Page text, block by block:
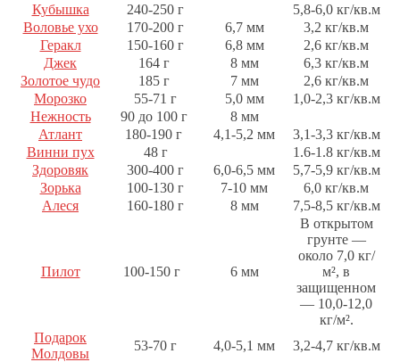
Кубышка 240-250 г
5,8-6,0 кг/кв.м
Воловье ухо
170-200 г 6,7 мм
3,2 кг/кв.м
Геракл
150-160 г 6,8 мм
2,6 кг/кв.м
Джек
164 г 8 мм
6,3 кг/кв.м
Золотое чудо
185 г 7 мм
2,6 кг/кв.м
Морозко
55-71 г 5,0 мм
1,0-2,3 кг/кв.м
Нежность
90 до 100 г
8 мм
Атлант
180-190 г 4,1-5,2 мм
3,1-3,3 кг/кв.м
Винни пух
48 г
1.6-1.8 кг/кв.м
Здоровяк
300-400 г 6,0-6,5 мм
5,7-5,9 кг/кв.м
Зорька
100-130 г 7-10 мм
6,0 кг/кв.м
Алеся
160-180 г 8 мм 7,5-8,5 кг/кв.м
Пилот 100-150 г 6 мм
В открытом
грунте —
около 7,0 кг/
м², в
защищенном
— 10,0-12,0
кг/м².
Подарок
Молдовы
53-70 г 4,0-5,1 мм
3,2-4,7 кг/кв.м